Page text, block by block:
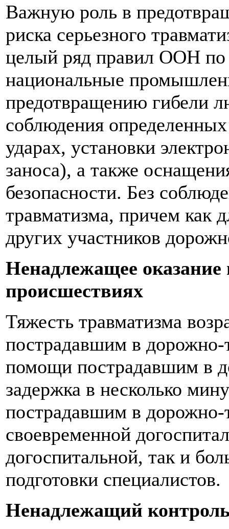
Важную роль в
риска серьезного
целый ряд правил ООН по
национальные
предотвращению гибели
соблюдения
ударах, установки
заноса), а также
безопасности. Без
травматизма, причем как
других участников
Ненадлежащее
происшествиях
Тяжесть травматизма
пострадавшим в дорожно-
помощи пострадавшим в
задержка в несколько
пострадавшим в дорожно-
своевременной
догоспитальной, так и
подготовки специалистов.
Ненадлежащий